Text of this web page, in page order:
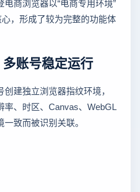
商浏览器以“电商专用环境”
，形成了较为完整的功能体
账号稳定运行
建独立浏览器指纹环境，
、时区、Canvas、WebGL
致而被识别关联。